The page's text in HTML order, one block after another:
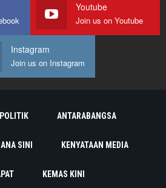
Youtube
Join us on Youtube
Instagram
Join us on Instagram
POLITIK ANTARABANGSA
SINI KENYATAAN MEDIA
KEMAS KINI